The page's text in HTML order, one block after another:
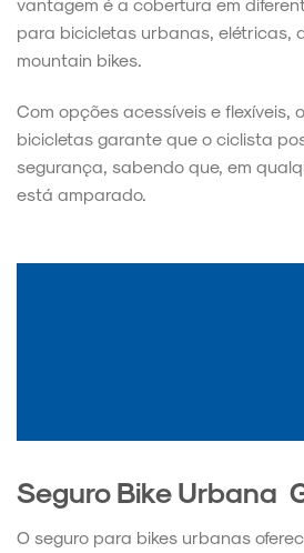
para bicicletas urbanas, elétricas,
mountain bikes.
Com opções acessíveis e flexíveis,
bicicletas garante que o ciclista
segurança, sabendo que, em
está amparado.
Seguro Bike Urbana
O seguro para bikes urbanas